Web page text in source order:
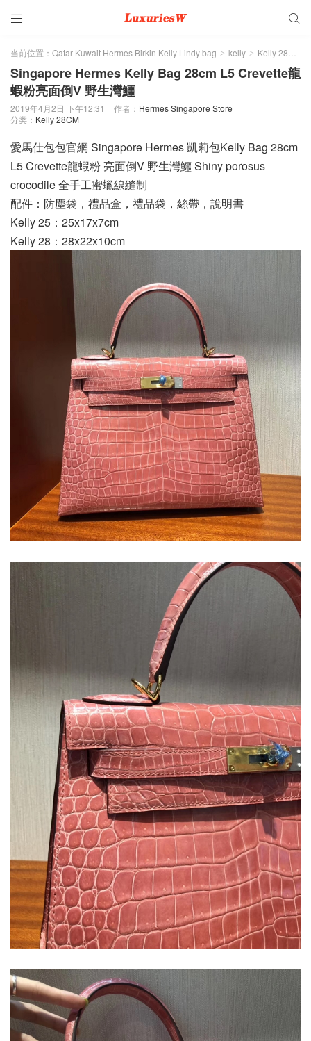
 
当前位置： Qatar Kuwait Hermes Birkin Kelly Lindy bag > kelly > Kelly 28CM
Singapore Hermes Kelly Bag 28cm L5 Crevette龍
蝦粉亮面倒V 野生灣鱷
2019年4月2日 下午12:31 作者： Hermes Singapore Store
分类： Kelly 28CM
愛馬仕包包官網 Singapore Hermes 凱莉包Kelly Bag 28cm
L5 Crevette龍蝦粉 亮面倒V 野生灣鱷 Shiny porosus
crocodile 全手工蜜蠟線縫制
配件：防塵袋，禮品盒，禮品袋，絲帶，說明書
Kelly 25：25x17x7cm
Kelly 28：28x22x10cm